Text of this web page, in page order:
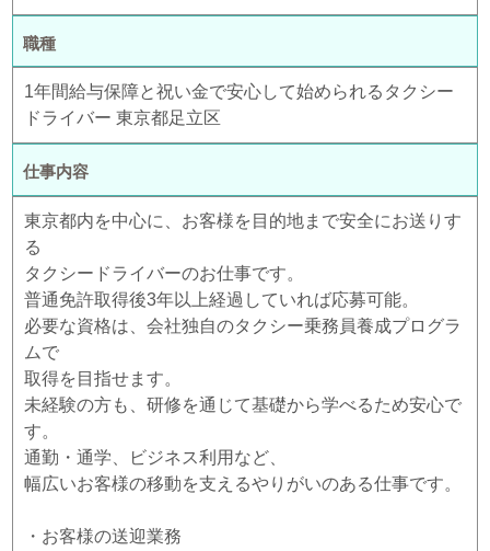
職種
1年間給与保障と祝い金で安心して始められるタクシー
ドライバー 東京都足立区
仕事内容
東京都内を中心に、お客様を目的地まで安全にお送りす
る
タクシードライバーのお仕事です。
普通免許取得後3年以上経過していれば応募可能。
必要な資格は、会社独自のタクシー乗務員養成プログラ
ムで
取得を目指せます。
未経験の方も、研修を通じて基礎から学べるため安心で
す。
通勤・通学、ビジネス利用など、
幅広いお客様の移動を支えるやりがいのある仕事です。
・お客様の送迎業務